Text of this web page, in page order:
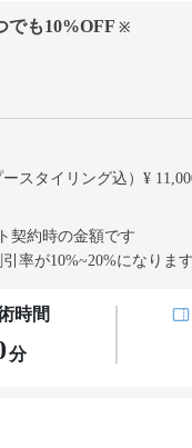
でも10%OFF ※
スタイリング込）¥
契約時の金額です
率が10%~20%になります
時間
分